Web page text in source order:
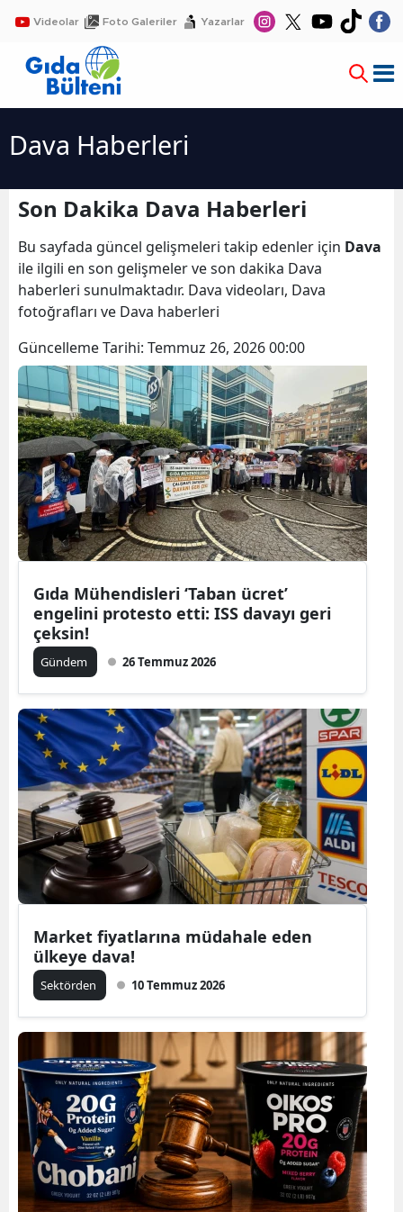
Videolar Foto Galeriler Yazarlar
Dava Haberleri
Son Dakika Dava Haberleri
Bu sayfada güncel gelişmeleri takip edenler için Dava
ile ilgili en son gelişmeler ve son dakika Dava
haberleri sunulmaktadır. Dava videoları, Dava
fotoğrafları ve Dava haberleri
Güncelleme Tarihi: Temmuz 26, 2026 00:00
Gıda Mühendisleri ‘Taban ücret’
engelini protesto etti: ISS davayı geri
çeksin!
Gündem 26 Temmuz 2026
Market fiyatlarına müdahale eden
ülkeye dava!
Sektörden 10 Temmuz 2026